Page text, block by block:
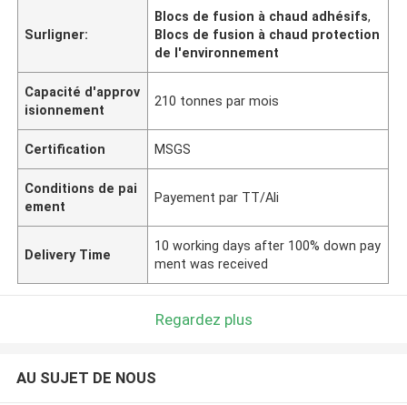
Surligner:
Blocs de fusion à chaud adhésifs,
Blocs de fusion à chaud protection
de l'environnement
Capacité d'approv
isionnement
210 tonnes par mois
Certification MSGS
Conditions de pai
ement
Payement par TT/Ali
Delivery Time
10 working days after 100% down pay
ment was received
Regardez plus
AU SUJET DE NOUS